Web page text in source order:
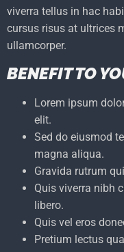
viverra tellus in hac
cursus risus at ultrices
ullamcorper.
BENEFIT TO
Lorem ipsum
elit.
Sed do eiusmod
magna aliqua.
Gravida rutrum
Quis viverra nibh
libero.
Quis vel eros
Pretium lectus